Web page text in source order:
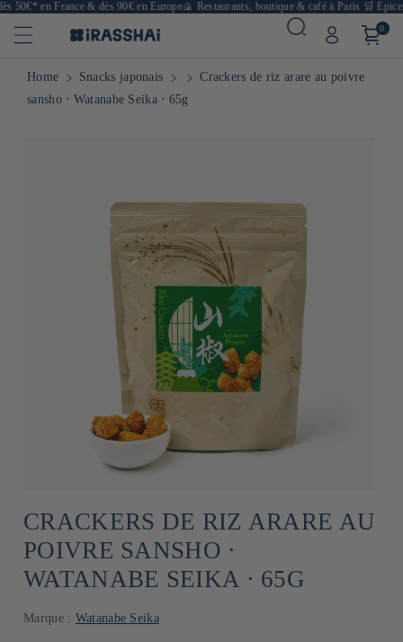
50€* en France & dès 90€ en Europe🍙 Restaurants, boutique & café à Paris🛒
0
Home Snacks japonais
Crackers de riz arare au poivre
sansho ⋅ Watanabe Seika ⋅ 65g
CRACKERS DE RIZ ARARE AU
POIVRE SANSHO ⋅
WATANABE SEIKA ⋅ 65G
Marque : Watanabe Seika